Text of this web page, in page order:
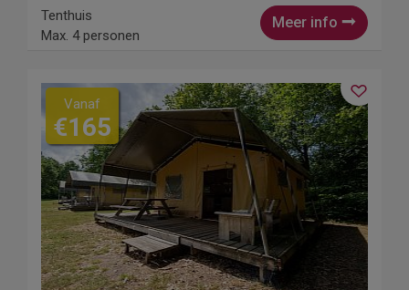
Meer info
Tenthuis
Max. 4 personen
Vanaf
€165